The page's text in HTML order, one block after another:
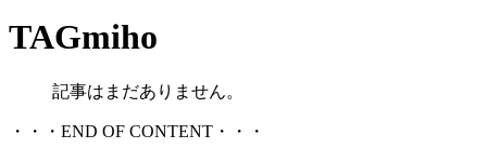
TAGmiho
記事はまだありません。
・・・END OF CONTENT・・・